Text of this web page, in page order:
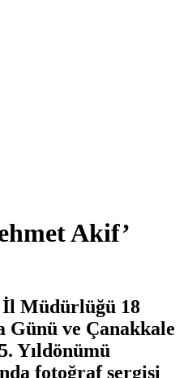
Akif’
Müdürlüğü 18
ve Çanakkale
Yıldönümü
fotoğraf sergisi